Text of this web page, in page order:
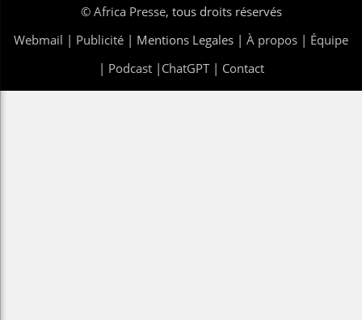
© Africa Presse, tous droits réservés
Webmail | Publicité | Mentions Legales | À propos | Équipe
| Podcast| ChatGPT| Contact